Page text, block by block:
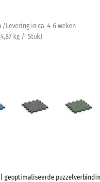
/Levering in ca. 4-6 weken
4,87 kg / Stuk)
Donkergrijs
graniet
geoptimaliseerde